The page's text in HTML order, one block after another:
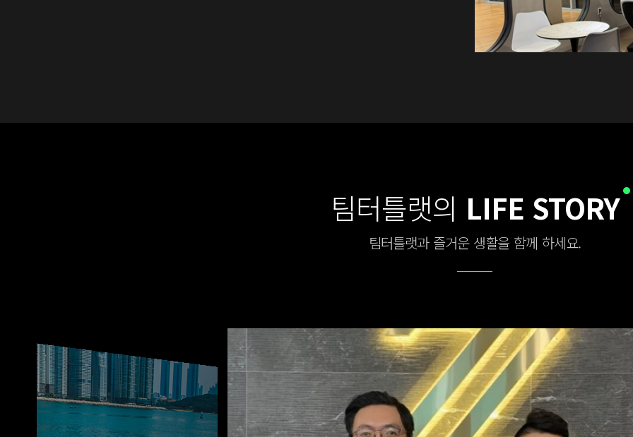
팀터틀랫의 LIFE STORY
팀터틀랫과 즐거운 생활을 함께 하세요.